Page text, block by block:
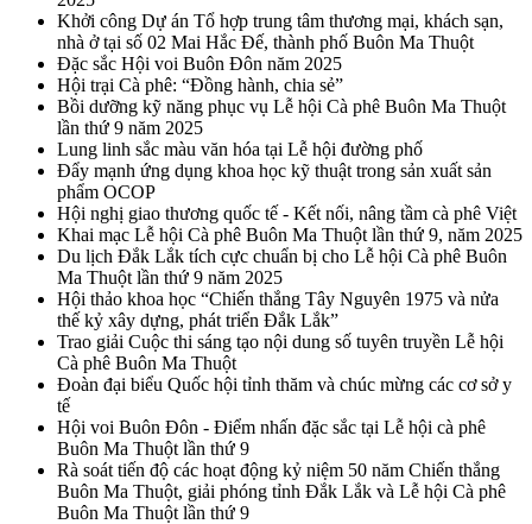
Khởi công Dự án Tổ hợp trung tâm thương mại, khách sạn,
nhà ở tại số 02 Mai Hắc Đế, thành phố Buôn Ma Thuột
Đặc sắc Hội voi Buôn Đôn năm 2025
Hội trại Cà phê: “Đồng hành, chia sẻ”
Bồi dưỡng kỹ năng phục vụ Lễ hội Cà phê Buôn Ma Thuột
lần thứ 9 năm 2025
Lung linh sắc màu văn hóa tại Lễ hội đường phố
Đẩy mạnh ứng dụng khoa học kỹ thuật trong sản xuất sản
phẩm OCOP
Hội nghị giao thương quốc tế - Kết nối, nâng tầm cà phê Việt
Khai mạc Lễ hội Cà phê Buôn Ma Thuột lần thứ 9, năm 2025
Du lịch Đắk Lắk tích cực chuẩn bị cho Lễ hội Cà phê Buôn
Ma Thuột lần thứ 9 năm 2025
Hội thảo khoa học “Chiến thắng Tây Nguyên 1975 và nửa
thế kỷ xây dựng, phát triển Đắk Lắk”
Trao giải Cuộc thi sáng tạo nội dung số tuyên truyền Lễ hội
Cà phê Buôn Ma Thuột
Đoàn đại biểu Quốc hội tỉnh thăm và chúc mừng các cơ sở y
tế
Hội voi Buôn Đôn - Điểm nhấn đặc sắc tại Lễ hội cà phê
Buôn Ma Thuột lần thứ 9
Rà soát tiến độ các hoạt động kỷ niệm 50 năm Chiến thắng
Buôn Ma Thuột, giải phóng tỉnh Đắk Lắk và Lễ hội Cà phê
Buôn Ma Thuột lần thứ 9